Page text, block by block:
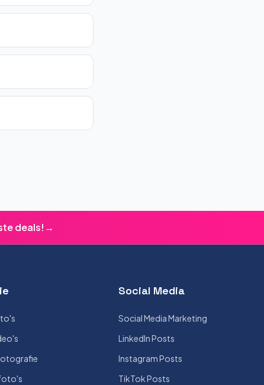
deals! →
Social Media
Social Media Marketing
LinkedIn Posts
Instagram Posts
TikTok Posts